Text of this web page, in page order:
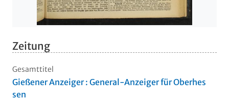
Zeitung
Gesamttitel
Gießener Anzeiger : General-Anzeiger für Oberhes
sen